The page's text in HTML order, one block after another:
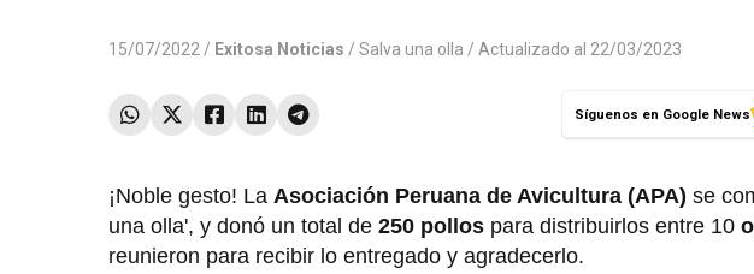
15/07/2022 / Exitosa Noticias / Salva una olla / Actualizado al 22/03/2023
Síguenos en Google News
¡Noble gesto! La Asociación Peruana de Avicultura (APA) se
una olla', y donó un total de 250 pollos para distribuirlos entre 10
reunieron para recibir lo entregado y agradecerlo.